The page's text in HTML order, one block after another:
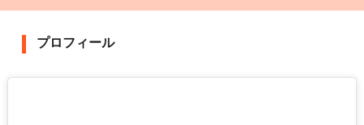
プロフィール